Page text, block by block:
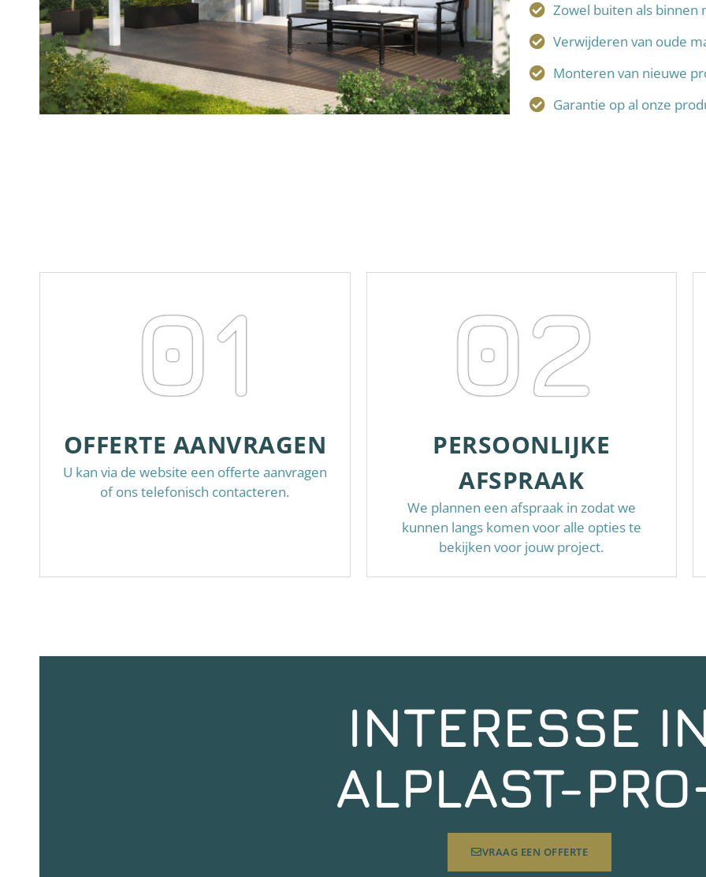
Zowel buiten als binnen
Verwijderen van oude
Monteren van nieuwe
Garantie op al onze
01
OFFERTE AANVRAGEN
U kan via de website een offerte aanvragen
of ons telefonisch contacteren.
02
PERSOONLIJKE
AFSPRAAK
We plannen een afspraak in zodat we
kunnen langs komen voor alle opties te
bekijken voor jouw project.
INTERESSE
ALPLAST-
VRAAG EEN OFFERTE